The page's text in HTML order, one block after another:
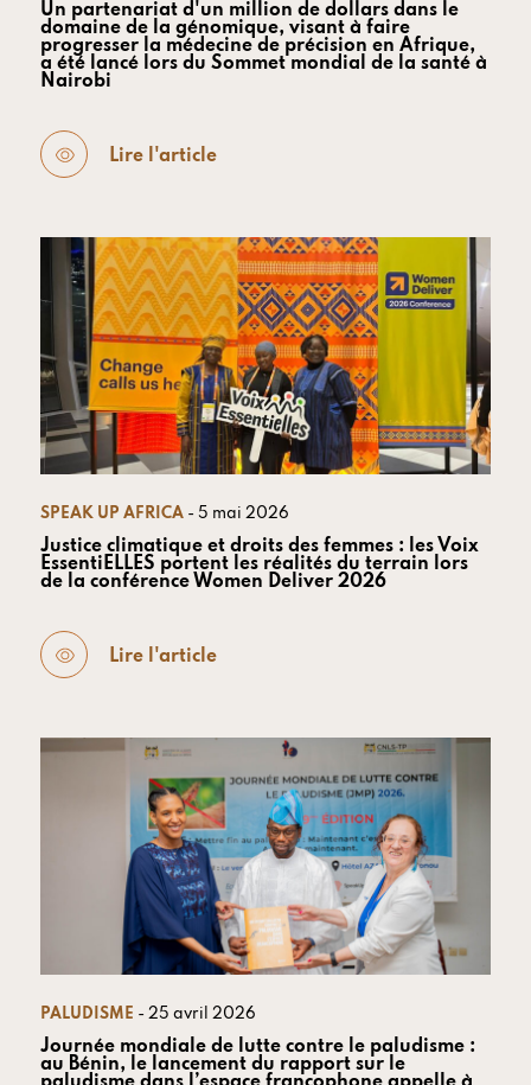
Un partenariat d'un million de dollars dans le
domaine de la génomique, visant à faire
progresser la médecine de précision en Afrique,
a été lancé lors du Sommet mondial de la santé à
Nairobi
Lire l'article
SPEAK UP AFRICA - 5 mai 2026
Justice climatique et droits des femmes : les Voix
EssentiELLES portent les réalités du terrain lors
de la conférence Women Deliver 2026
Lire l'article
PALUDISME - 25 avril 2026
Journée mondiale de lutte contre le paludisme :
au Bénin, le lancement du rapport sur le